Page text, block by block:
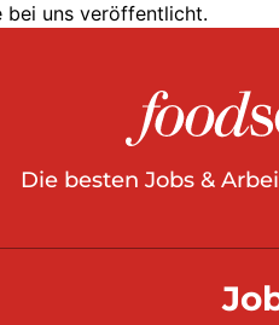
bei uns veröffentlicht.
Die besten Jobs &